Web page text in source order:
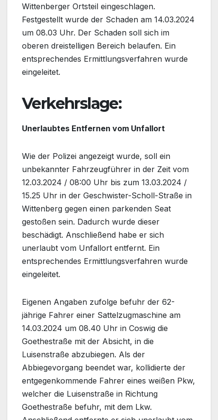
Wittenberger Ortsteil eingeschlagen.
Festgestellt wurde der Schaden am 14.03.2024
um 08.03 Uhr. Der Schaden soll sich im
oberen dreistelligen Bereich belaufen. Ein
entsprechendes Ermittlungsverfahren wurde
eingeleitet.
Verkehrslage:
Unerlaubtes Entfernen vom Unfallort
Wie der Polizei angezeigt wurde, soll ein
unbekannter Fahrzeugführer in der Zeit vom
12.03.2024 / 08:00 Uhr bis zum 13.03.2024 /
15.25 Uhr in der Geschwister-Scholl-Straße in
Wittenberg gegen einen parkenden Seat
gestoßen sein. Dadurch wurde dieser
beschädigt. Anschließend habe er sich
unerlaubt vom Unfallort entfernt. Ein
entsprechendes Ermittlungsverfahren wurde
eingeleitet.
Eigenen Angaben zufolge befuhr der 62-
jährige Fahrer einer Sattelzugmaschine am
14.03.2024 um 08.40 Uhr in Coswig die
Goethestraße mit der Absicht, in die
Luisenstraße abzubiegen. Als der
Abbiegevorgang beendet war, kollidierte der
entgegenkommende Fahrer eines weißen Pkw,
welcher die Luisenstraße in Richtung
Goethestraße befuhr, mit dem Lkw.